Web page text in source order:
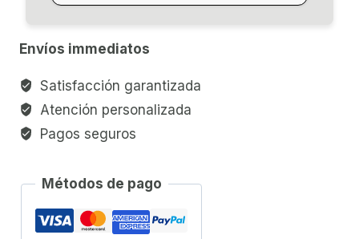
cantidad
Envíos immediatos
Satisfacción garantizada
Atención personalizada
Pagos seguros
Métodos de pago